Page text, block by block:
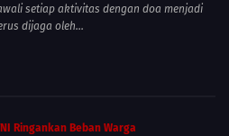
setiap aktivitas dengan doa menjadi
dijaga oleh...
Ringankan Beban Warga